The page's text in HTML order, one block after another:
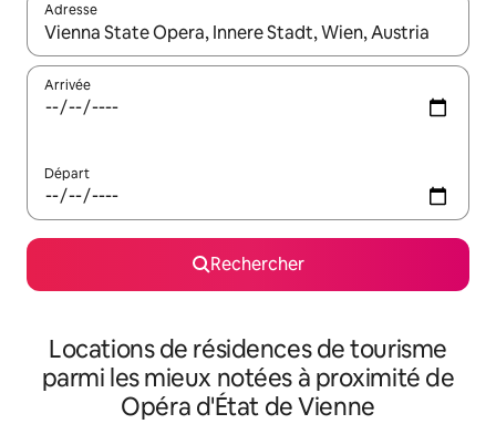
Adresse
Lorsque les résultats s'affichent, utilisez les flèches vers le
Arrivée
Départ
Rechercher
Locations de résidences de tourisme
parmi les mieux notées à proximité de
Opéra d'État de Vienne